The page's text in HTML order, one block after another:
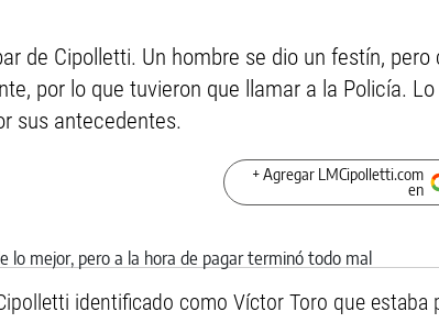
de Cipolletti. Un hombre se dio un festín,
por lo que tuvieron que llamar a la Policía.
sus antecedentes.
+ Agregar LMCipolletti.com
en
identificado como Víctor Toro que